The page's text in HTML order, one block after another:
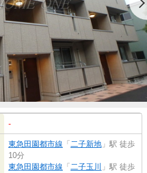
-
東急田園都市線 「 二子新地 」駅 徒歩
10分
東急田園都市線 「 二子玉川 」駅 徒歩